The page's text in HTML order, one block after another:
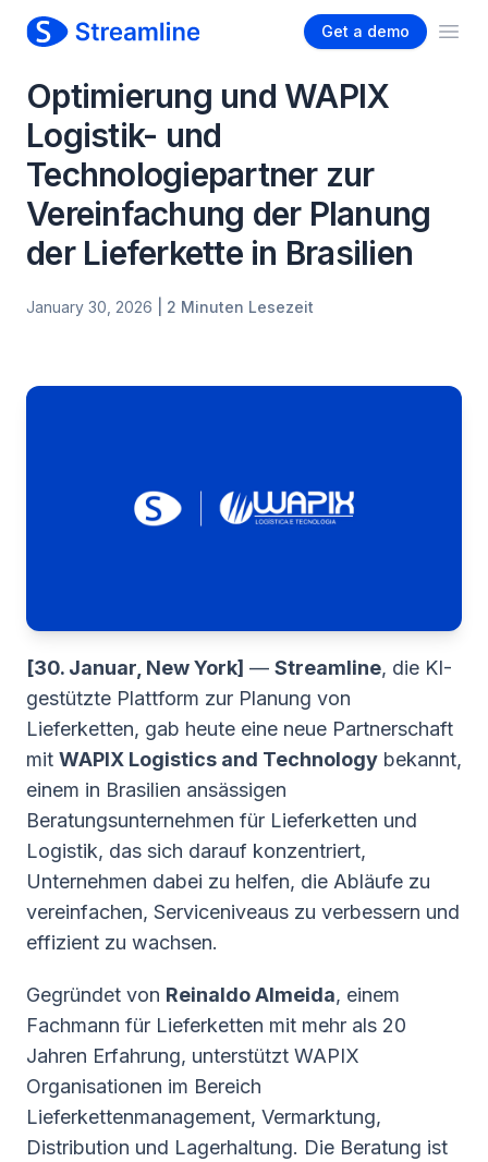
Get a demo
Optimierung und WAPIX
Logistik- und
Technologiepartner zur
Vereinfachung der Planung
der Lieferkette in Brasilien
January 30, 2026 | 2 Minuten Lesezeit
[30. Januar, New York] — Streamline, die KI-
gestützte Plattform zur Planung von
Lieferketten, gab heute eine neue Partnerschaft
mit WAPIX Logistics and Technology bekannt,
einem in Brasilien ansässigen
Beratungsunternehmen für Lieferketten und
Logistik, das sich darauf konzentriert,
Unternehmen dabei zu helfen, die Abläufe zu
vereinfachen, Serviceniveaus zu verbessern und
effizient zu wachsen.
Gegründet von Reinaldo Almeida, einem
Fachmann für Lieferketten mit mehr als 20
Jahren Erfahrung, unterstützt WAPIX
Organisationen im Bereich
Lieferkettenmanagement, Vermarktung,
Distribution und Lagerhaltung. Die Beratung ist